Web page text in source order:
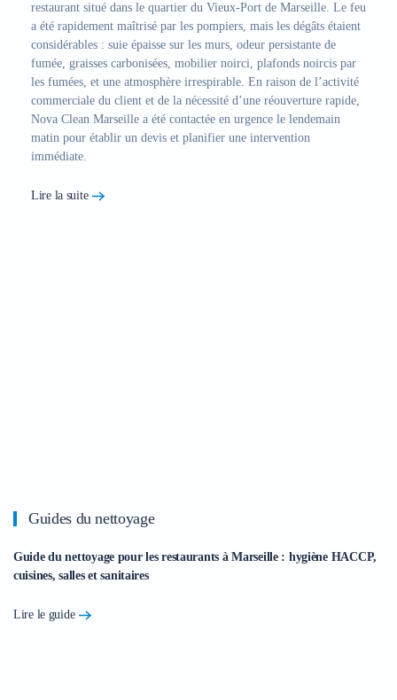
restaurant situé dans le quartier du Vieux-Port de Marseille. Le feu
a été rapidement maîtrisé par les pompiers, mais les dégâts étaient
considérables : suie épaisse sur les murs, odeur persistante de
fumée, graisses carbonisées, mobilier noirci, plafonds noircis par
les fumées, et une atmosphère irrespirable. En raison de l’activité
commerciale du client et de la nécessité d’une réouverture rapide,
Nova Clean Marseille a été contactée en urgence le lendemain
matin pour établir un devis et planifier une intervention
immédiate.
Lire la suite
Guides du nettoyage
Guide du nettoyage pour les restaurants à Marseille : hygiène HACCP,
cuisines, salles et sanitaires
Lire le guide